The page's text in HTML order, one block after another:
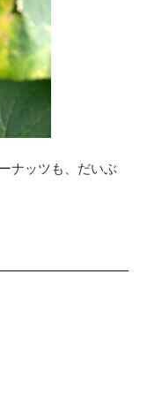
ナッツも、だいぶ